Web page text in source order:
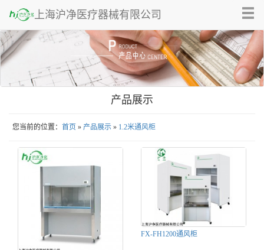
上海沪净医疗器械有限公司
产品展示
您当前的位置： 首页 » 产品展示 » 1.2米通风柜
FX-FH1200通风柜